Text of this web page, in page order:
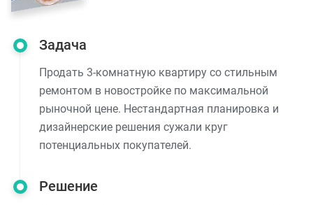
Задача
Продать 3-комнатную квартиру со стильным
ремонтом в новостройке по максимальной
рыночной цене. Нестандартная планировка и
дизайнерские решения сужали круг
потенциальных покупателей.
Решение